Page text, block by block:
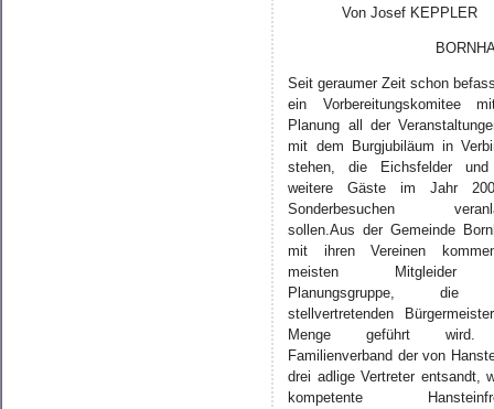
Von Josef KEPPLER
Seit geraumer Zeit schon
ein Vorbereitungskomitee
Planung all der
mit dem Burgjubiläum in
stehen, die Eichsfelder
weitere Gäste im Jahr
Sonderbesuchen
sollen.Aus der Gemeinde
mit ihren Vereinen
meisten Mitgleider
Planungsgruppe, die
stellvertretenden
Menge geführt wird.
Familienverband der von
drei adlige Vertreter entsandt,
kompetente